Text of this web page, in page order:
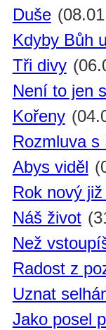
Duše
Kdyby Bůh
Tři divy
Není to jen
Kořeny
Rozmluva s
Abys viděl
Rok nový
Náš život
Než
Radost z
Uznat
Jako posel